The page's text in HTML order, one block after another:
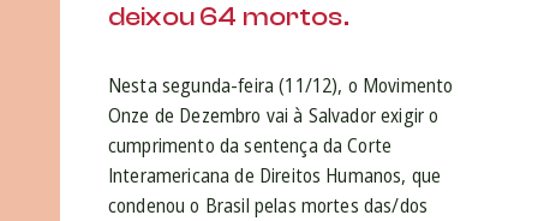
deixou 64 mortos.
Nesta segunda-feira (11/12), o Movimento
Onze de Dezembro vai à Salvador exigir o
cumprimento da sentença da Corte
Interamericana de Direitos Humanos, que
condenou o Brasil pelas mortes das/dos